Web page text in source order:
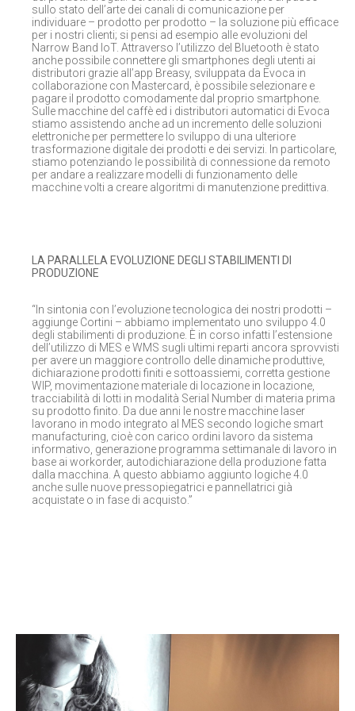
sullo stato dell’arte dei canali di comunicazione per
individuare – prodotto per prodotto – la soluzione più efficace
per i nostri clienti; si pensi ad esempio alle evoluzioni del
Narrow Band IoT. Attraverso l’utilizzo del Bluetooth è stato
anche possibile connettere gli smartphones degli utenti ai
distributori grazie all’app Breasy, sviluppata da Evoca in
collaborazione con Mastercard, è possibile selezionare e
pagare il prodotto comodamente dal proprio smartphone.
Sulle macchine del caffè ed i distributori automatici di Evoca
stiamo assistendo anche ad un incremento delle soluzioni
elettroniche per permettere lo sviluppo di una ulteriore
trasformazione digitale dei prodotti e dei servizi. In particolare,
stiamo potenziando le possibilità di connessione da remoto
per andare a realizzare modelli di funzionamento delle
macchine volti a creare algoritmi di manutenzione predittiva.
LA PARALLELA EVOLUZIONE DEGLI STABILIMENTI DI
PRODUZIONE
“In sintonia con l’evoluzione tecnologica dei nostri prodotti –
aggiunge Cortini – abbiamo implementato uno sviluppo 4.0
degli stabilimenti di produzione. È in corso infatti l’estensione
dell’utilizzo di MES e WMS sugli ultimi reparti ancora sprovvisti
per avere un maggiore controllo delle dinamiche produttive,
dichiarazione prodotti finiti e sottoassiemi, corretta gestione
WIP, movimentazione materiale di locazione in locazione,
tracciabilità di lotti in modalità Serial Number di materia prima
su prodotto finito. Da due anni le nostre macchine laser
lavorano in modo integrato al MES secondo logiche smart
manufacturing, cioè con carico ordini lavoro da sistema
informativo, generazione programma settimanale di lavoro in
base ai workorder, autodichiarazione della produzione fatta
dalla macchina. A questo abbiamo aggiunto logiche 4.0
anche sulle nuove pressopiegatrici e pannellatrici già
acquistate o in fase di acquisto.”